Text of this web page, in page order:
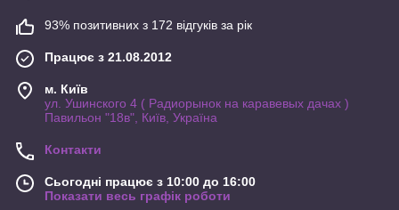
93% позитивних з 172 відгуків за рік
Працює з 21.08.2012
м. Київ
ул. Ушинского 4 ( Радиорынок на каравевых дачах )
Павильон "18в", Київ, Україна
Контакти
Сьогодні працює з 10:00 до 16:00
Показати весь графік роботи